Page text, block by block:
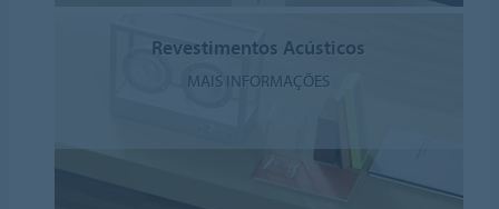
Revestimentos Acústicos
MAIS INFORMAÇÕES